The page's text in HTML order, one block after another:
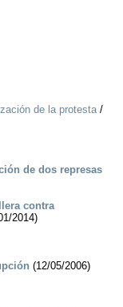
de la protesta/
de dos represas
contra
2014)
(12/05/2006)